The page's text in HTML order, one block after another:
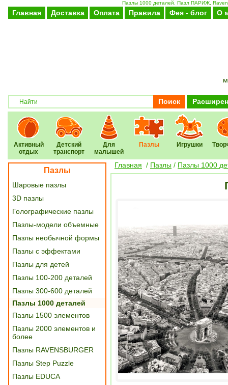
Пазлы 1000 деталей. Пазл ПАРИЖ,
Главная Доставка Оплата Правила Фея - блог О
Поиск
Активный
отдых
Детский
транспорт
Для
малышей
Пазлы Игрушки
Пазлы
Шаровые пазлы
3D пазлы
Голографические пазлы
Пазлы-модели объемные
Пазлы необычной формы
Пазлы с эффектами
Пазлы для детей
Пазлы 100-200 деталей
Пазлы 300-600 деталей
Пазлы 1000 деталей
Пазлы 1500 элементов
Пазлы 2000 элементов и
более
Пазлы RAVENSBURGER
Пазлы Step Puzzle
Пазлы EDUCA
Главная / Пазлы / Пазлы 1000